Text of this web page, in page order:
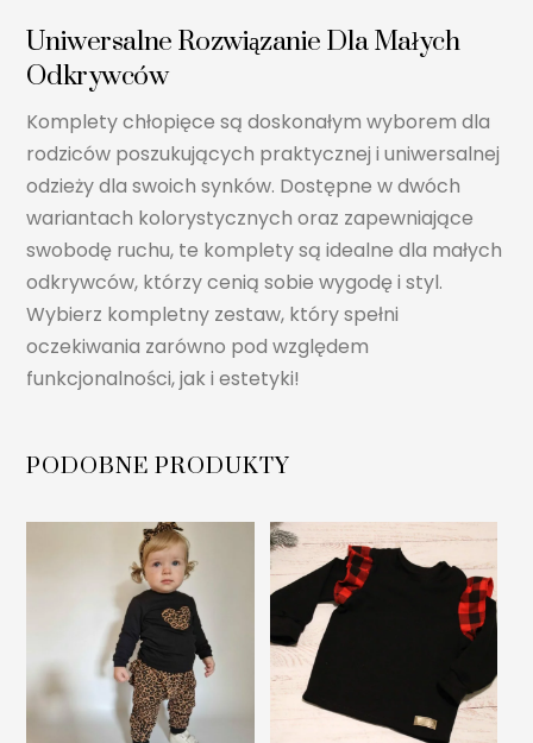
Uniwersalne Rozwiązanie Dla Małych
Odkrywców
Komplety chłopięce są doskonałym wyborem dla
rodziców poszukujących praktycznej i uniwersalnej
odzieży dla swoich synków. Dostępne w dwóch
wariantach kolorystycznych oraz zapewniające
swobodę ruchu, te komplety są idealne dla małych
odkrywców, którzy cenią sobie wygodę i styl.
Wybierz kompletny zestaw, który spełni
oczekiwania zarówno pod względem
funkcjonalności, jak i estetyki!
PODOBNE PRODUKTY